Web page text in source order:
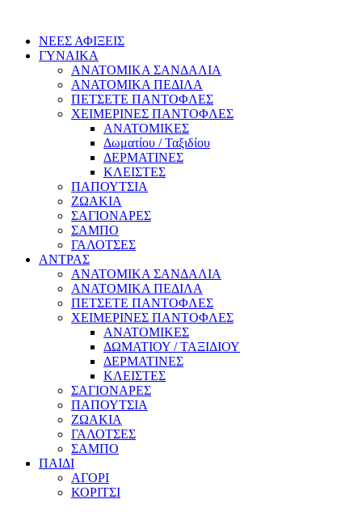
ΝΕΕΣ ΑΦΙΞΕΙΣ
ΓΥΝΑΙΚΑ
ΑΝΑΤΟΜΙΚΑ ΣΑΝΔΑΛΙΑ
ΑΝΑΤΟΜΙΚΑ ΠΕΔΙΛΑ
ΠΕΤΣΕΤΕ ΠΑΝΤΟΦΛΕΣ
ΧΕΙΜΕΡΙΝΕΣ ΠΑΝΤΟΦΛΕΣ
ΑΝΑΤΟΜΙΚΕΣ
Δωματίου / Ταξιδίου
ΔΕΡΜΑΤΙΝΕΣ
ΚΛΕΙΣΤΕΣ
ΠΑΠΟΥΤΣΙΑ
ΖΩΑΚΙΑ
ΣΑΓΙΟΝΑΡΕΣ
ΣΑΜΠΟ
ΓΑΛΟΤΣΕΣ
ΑΝΤΡΑΣ
ΑΝΑΤΟΜΙΚΑ ΣΑΝΔΑΛΙΑ
ΑΝΑΤΟΜΙΚΑ ΠΕΔΙΛΑ
ΠΕΤΣΕΤΕ ΠΑΝΤΟΦΛΕΣ
ΧΕΙΜΕΡΙΝΕΣ ΠΑΝΤΟΦΛΕΣ
ΑΝΑΤΟΜΙΚΕΣ
ΔΩΜΑΤΙΟΥ / ΤΑΞΙΔΙΟΥ
ΔΕΡΜΑΤΙΝΕΣ
ΚΛΕΙΣΤΕΣ
ΣΑΓΙΟΝΑΡΕΣ
ΠΑΠΟΥΤΣΙΑ
ΖΩΑΚΙΑ
ΓΑΛΟΤΣΕΣ
ΣΑΜΠΟ
ΠΑΙΔΙ
ΑΓΟΡΙ
ΚΟΡΙΤΣΙ